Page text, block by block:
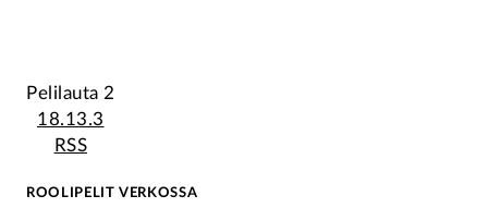
Pelilauta 2
18.13.3
RSS
ROOLIPELIT VERKOSSA